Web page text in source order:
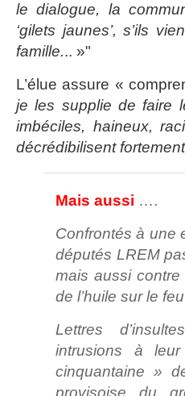
le dialogue, la
‘gilets jaunes’, s’ils
famille... »
L’élue assure «
je les supplie de faire
imbéciles, haineux,
décrédibilisent fortement
Mais aussi ….
Confrontés à une
députés LREM
mais aussi contre
de l’huile sur le
Lettres
intrusions à
cinquantaine »
provisoise du